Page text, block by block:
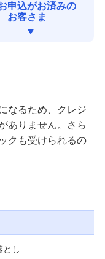
申込がお済みの
お客さま
なるため、クレジ
ありません。さら
クも受けられるの
とし